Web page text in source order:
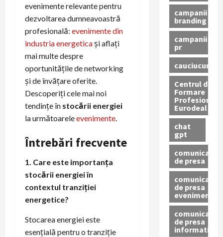
evenimente relevante pentru
dezvoltarea dumneavoastră
profesională: evenimente din
industria energeticași aflați
mai multe despre
oportunitățile de networking
și de învățare oferite.
Descoperiți cele mai noi
tendințe în stocării energiei
la următoareleevenimente
Întrebări frecvente
1. Care este importanța
stocării energiei în
contextul tranziției
energetice?
Stocarea energiei este
esențială pentru o tranziție
campanii
branding
campanii
pr
cauciucuri
Centrul de
Formare
Profesionala
Eurodeal
chat
gpt
comunicat
de presa
comunicat
de presa
eveniment
comunicat
de presa
informativ